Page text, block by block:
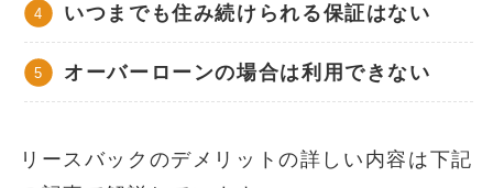
いつまでも住み続けられる保証はない
オーバーローンの場合は利用できない
リースバックのデメリットの詳しい内容は下記